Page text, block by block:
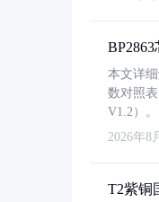
本文详
数对照
V1.2）。
2026年8
T2紫铜